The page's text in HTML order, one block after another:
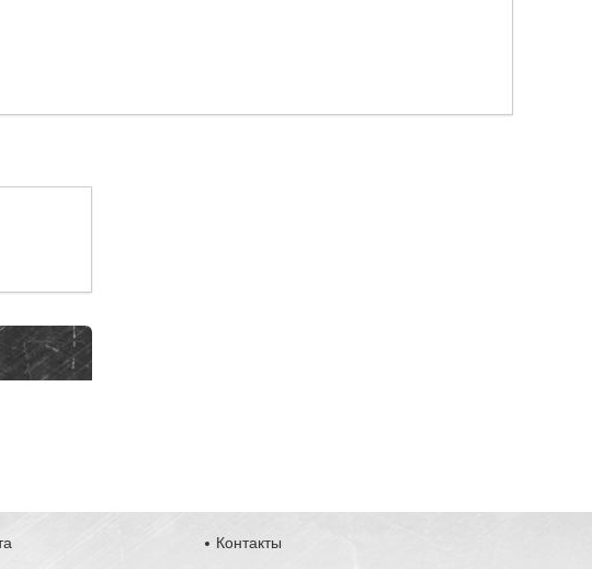
Контакты